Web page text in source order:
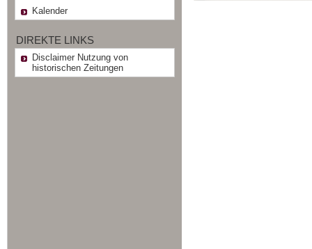
Kalender
DIREKTE LINKS
Disclaimer Nutzung von
historischen Zeitungen